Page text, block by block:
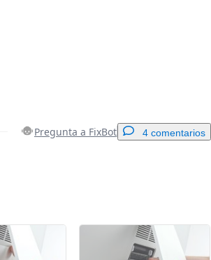
Pregunta a FixBot 4 comentarios